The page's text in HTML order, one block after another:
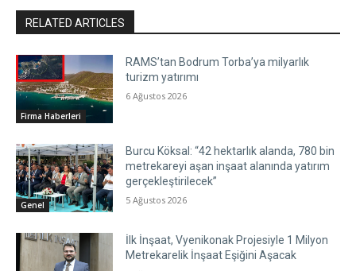
RELATED ARTICLES
Firma Haberleri
RAMS’tan Bodrum Torba’ya milyarlık
turizm yatırımı
6 Ağustos 2026
Genel
Burcu Köksal: “42 hektarlık alanda, 780 bin
metrekareyi aşan inşaat alanında yatırım
gerçekleştirilecek”
5 Ağustos 2026
İlk İnşaat, Vyenikonak Projesiyle 1 Milyon
Metrekarelik İnşaat Eşiğini Aşacak